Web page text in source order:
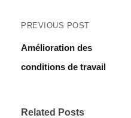
PREVIOUS POST
Amélioration des
conditions de travail
Related Posts